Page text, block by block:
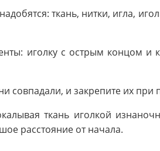
ткань, нитки, игла,
иголку с острым концом и
совпадали, и закрепите их
ткань иголкой
расстояние от начала.